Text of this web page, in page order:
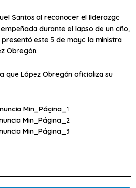
Santos al reconocer el liderazgo
durante el lapso de un año,
este 5 de mayo la ministra
Obregón.
que López Obregón oficializa su